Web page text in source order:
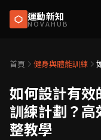
運動新知
NOVAHUB
首頁 健身與體能訓練
如何設計有
訓練計劃？
整教學